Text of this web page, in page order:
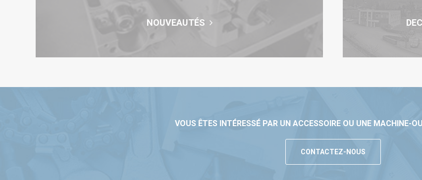
NOUVEAUTÉS
VOUS ÊTES INTÉRESSÉ PAR UN ACCESSOIRE OU UNE MACHINE-
CONTACTEZ-NOUS